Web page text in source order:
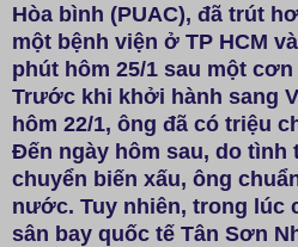
Hòa bình (PUAC), đã trút
một bệnh viện ở TP HCM
phút hôm 25/1 sau một
Trước khi khởi hành sang
hôm 22/1, ông đã có triệu
Đến ngày hôm sau, do tình
chuyển biến xấu, ông
nước. Tuy nhiên, trong lúc
sân bay quốc tế Tân Sơn